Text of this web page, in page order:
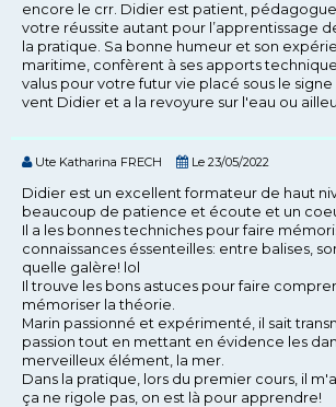
encore le crr. Didier est patient,
votre réussite autant pour l’apprentissage
la pratique. Sa bonne humeur et son
maritime, confèrent à ses apports
valus pour votre futur vie placé sous le
vent Didier et a la revoyure sur l'eau ou
Ute Katharina FRECH Le 23/05/2022
Didier est un excellent formateur de haut
beaucoup de patience et écoute et un
Il a les bonnes techniches pour faire
connaissances éssenteilles: entre balises,
quelle galère! lol
Il trouve les bons astuces pour faire
mémoriser la théorie.
Marin passionné et expérimenté, il sait
passion tout en mettant en évidence les
merveilleux élément, la mer.
Dans la pratique, lors du premier cours, il
ça ne rigole pas, on est là pour apprendre!